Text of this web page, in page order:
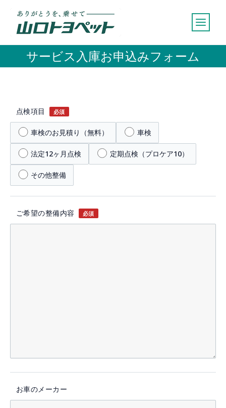
ス
サービス入庫お申込みフォーム
点検項目 必須
車検のお見積り（無料） 車検
法定12ヶ月点検 定期点検（プロケア10）
その他整備
ご希望の整備内容 必須
お車のメーカー